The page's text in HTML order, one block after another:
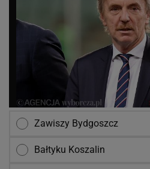
Zawiszy Bydgoszcz
Bałtyku Koszalin